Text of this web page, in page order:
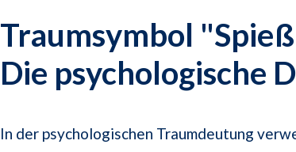
Traumsymbol
Die psychologische
In der psychologischen Traumdeutung